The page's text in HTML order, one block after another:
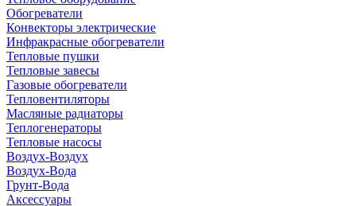
Обогреватели
Конвекторы электрические
Инфракрасные обогреватели
Тепловые пушки
Тепловые завесы
Газовые обогреватели
Тепловентиляторы
Масляные радиаторы
Теплогенераторы
Тепловые насосы
Воздух-Воздух
Воздух-Вода
Грунт-Вода
Аксессуары